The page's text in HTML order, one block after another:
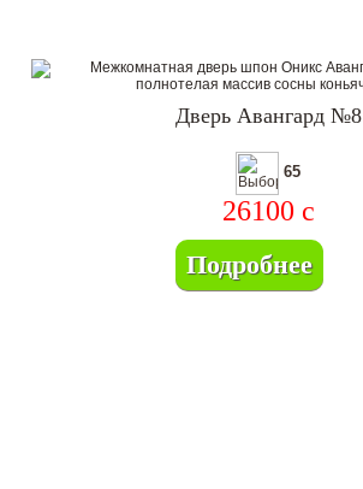
Дверь Авангард №8
65
26100 c
Подробнее